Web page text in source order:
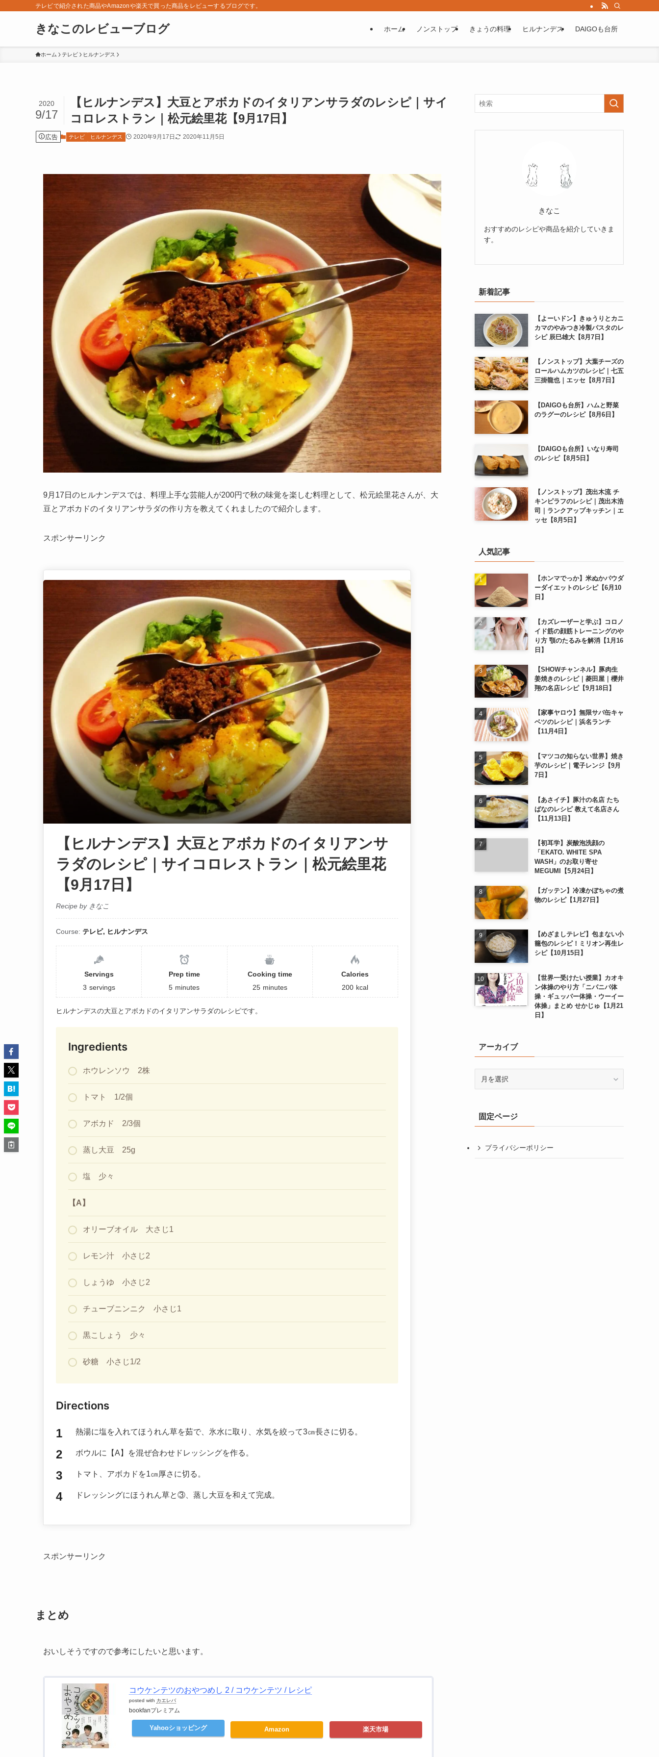
テレビで紹介された商品やAmazonや楽天で買った商品をレビューするブログです。
きなこのレビューブログ ホーム ノンストップ きょうの料理 ヒルナンデス DAIGOも台所
ホーム テレビ ヒルナンデス
【ヒルナンデス】大豆とアボカドのイタリアンサラダのレシピ｜サイ
コロレストラン｜松元絵里花【9月17日】
2020
9/17
広告 テレビ ヒルナンデス 2020年9月17日 2020年11月5日
9月17日のヒルナンデスでは、料理上手な芸能人が200円で秋の味覚を楽しむ料理として、松元絵里花さんが、大
豆とアボカドのイタリアンサラダの作り方を教えてくれましたので紹介します。
スポンサーリンク
【ヒルナンデス】大豆とアボカドのイタリアンサ
ラダのレシピ｜サイコロレストラン｜松元絵里花
【9月17日】
Recipe by きなこ
Course: テレビ, ヒルナンデス
Servings
3 servings
Prep time
5 minutes
Cooking time
25 minutes
Calories
200 kcal
ヒルナンデスの大豆とアボカドのイタリアンサラダのレシピです。
Ingredients
ホウレンソウ 2株
トマト 1/2個
アボカド 2/3個
蒸し大豆 25g
塩 少々
【A】
オリーブオイル 大さじ1
レモン汁 小さじ2
しょうゆ 小さじ2
チューブニンニク 小さじ1
黒こしょう 少々
砂糖 小さじ1/2
Directions
熱湯に塩を入れてほうれん草を茹で、氷水に取り、水気を絞って3㎝長さに切る。
ボウルに【A】を混ぜ合わせドレッシングを作る。
トマト、アボカドを1㎝厚さに切る。
ドレッシングにほうれん草と③、蒸し大豆を和えて完成。
スポンサーリンク
まとめ
おいしそうですので参考にしたいと思います。
コウケンテツのおやつめし 2 / コウケンテツ / レシピ
posted with カエレバ
bookfanプレミアム
Yahooショッピング Amazon 楽天市場
きなこ
おすすめのレシピや商品を紹介していきま
す。
新着記事
【よーいドン】きゅうりとカニ
カマのやみつき冷製パスタのレ
シピ 辰巳雄大【8月7日】
【ノンストップ】大葉チーズの
ロールハムカツのレシピ｜七五
三掛龍也｜エッセ【8月7日】
【DAIGOも台所】ハムと野菜
のラグーのレシピ【8月6日】
【DAIGOも台所】いなり寿司
のレシピ【8月5日】
【ノンストップ】茂出木流 チ
キンピラフのレシピ｜茂出木浩
司｜ランクアップキッチン｜エ
ッセ【8月5日】
人気記事
【ホンマでっか】米ぬかパウダ
ーダイエットのレシピ【6月10
日】
【カズレーザーと学ぶ】コロノ
イド筋の顔筋トレーニングのや
り方 顎のたるみを解消【1月16
日】
【SHOWチャンネル】豚肉生
姜焼きのレシピ｜菱田屋｜櫻井
翔の名店レシピ【9月18日】
【家事ヤロウ】無限サバ缶キャ
ベツのレシピ｜浜名ランチ
【11月4日】
【マツコの知らない世界】焼き
芋のレシピ｜電子レンジ【9月
7日】
【あさイチ】豚汁の名店 たち
ばなのレシピ 教えて名店さん
【11月13日】
【初耳学】炭酸泡洗顔の
「EKATO. WHITE SPA
WASH」のお取り寄せ
MEGUMI【5月24日】
【ガッテン】冷凍かぼちゃの煮
物のレシピ【1月27日】
【めざましテレビ】包まない小
籠包のレシピ！ミリオン再生レ
シピ【10月15日】
【世界一受けたい授業】カオキ
ン体操のやり方「ニパニパ体
操・ギュッパー体操・ウーイー
体操」まとめ せかじゅ【1月21
日】
アーカイブ
ブ固定ページ
プライバシーポリシー